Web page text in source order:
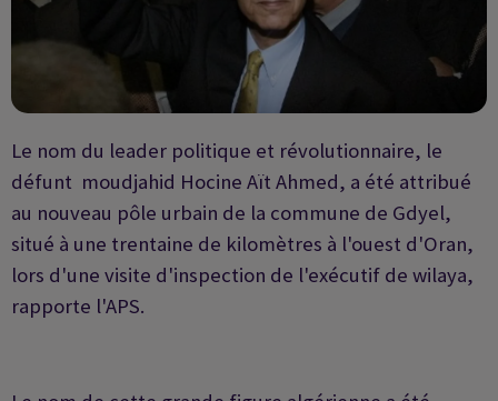
Le nom du leader politique et révolutionnaire, le
défunt moudjahid Hocine Aït Ahmed, a été attribué
au nouveau pôle urbain de la commune de Gdyel,
situé à une trentaine de kilomètres à l'ouest d'Oran,
lors d'une visite d'inspection de l'exécutif de wilaya,
rapporte l'APS.